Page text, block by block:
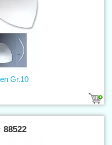
Gr.10
88522